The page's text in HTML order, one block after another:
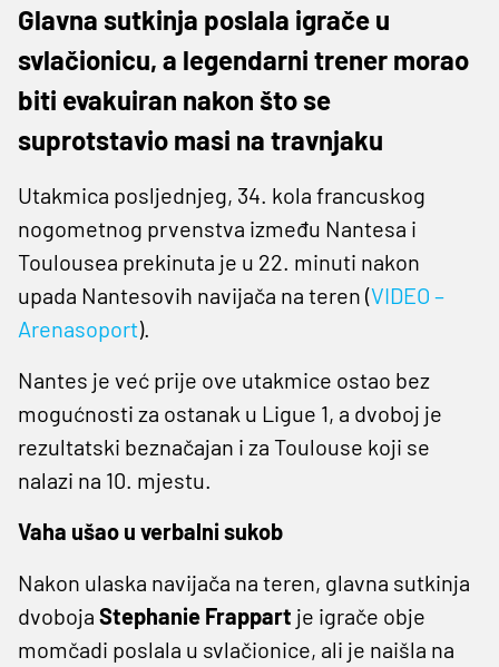
Glavna sutkinja poslala igrače u
svlačionicu, a legendarni trener morao
biti evakuiran nakon što se
suprotstavio masi na travnjaku
Utakmica posljednjeg, 34. kola francuskog
nogometnog prvenstva između Nantesa i
Toulousea prekinuta je u 22. minuti nakon
upada Nantesovih navijača na teren (VIDEO –
Arenasoport).
Nantes je već prije ove utakmice ostao bez
mogućnosti za ostanak u Ligue 1, a dvoboj je
rezultatski beznačajan i za Toulouse koji se
nalazi na 10. mjestu.
Vaha ušao u verbalni sukob
Nakon ulaska navijača na teren, glavna sutkinja
dvoboja Stephanie Frappart je igrače obje
momčadi poslala u svlačionice, ali je naišla na